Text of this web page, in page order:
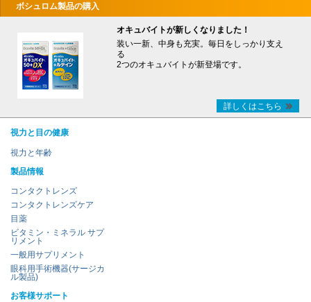
ボシュロム製品の購入
オキュバイトが新しくなりました！
装い一新、中身も充実。毎日をしっかり支え
る
2つのオキュバイトが新登場です。
詳しくはこちら
視力と目の健康
視力と年齢
製品情報
コンタクトレンズ
コンタクトレンズケア
目薬
ビタミン・ミネラル サプ
リメント
一般用サプリメント
眼科用手術機器(サージカ
ル製品)
お客様サポート